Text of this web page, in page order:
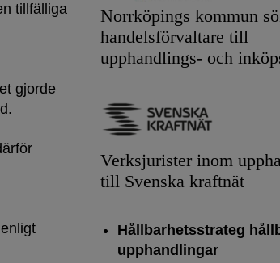
tillfälliga
gjorde
Norrköpings kommun
handelsförvaltare till
upphandlings- och
Verksjurister inom
till Svenska kraftnät
Hållbarhetsstrateg
upphandlingar